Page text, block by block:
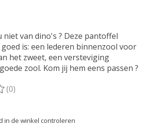
niet van dino's ? Deze pantoffel
is: een lederen binnenzool voor
het zweet, een versteviging
zool. Kom jij hem eens passen ?
dit product is
(0)
in de winkel controleren